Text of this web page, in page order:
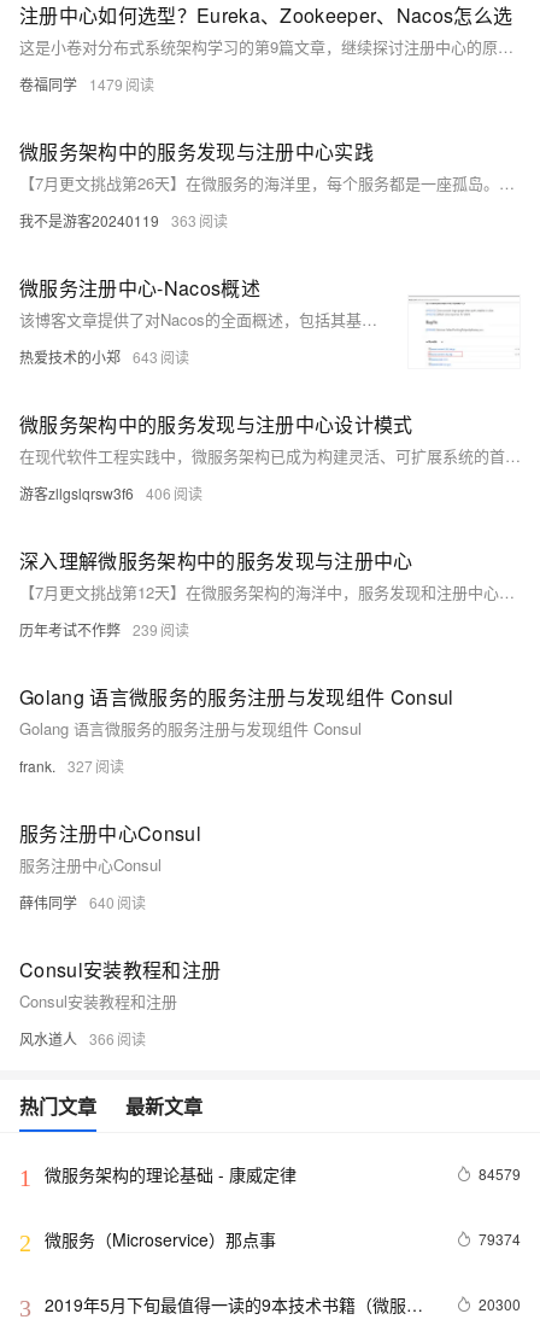
注册中心如何选型？Eureka、Zookeeper、Nacos怎么选
这是小卷对分布式系统架构学习的第9篇文章，继续探讨注册中心的原理及选型。文章详细介绍了Eureka、Nacos的工作机制与特点，并对比了Eureka、Nacos、Consul和Zookeeper在一致性协议、健康检查、负载均衡等方面的差异。最后根据不同的应用场景给出了注册中心的选型建议，帮助读者理解如何选择最适合的注册中心。
卷福同学 1479
微服务架构中的服务发现与注册中心实践
【7月更文挑战第26天】在微服务的海洋里，每个服务都是一座孤岛。要让这些孤岛彼此发现、相互通讯，就需要一个高效的信使系统——服务发现与注册中心。本文将深入探讨如何搭建和维护这一核心组件，确保微服务间的顺畅交流。
我不是游客20240119 363
微服务注册中心-Nacos概述
该博客文章提供了对Nacos的全面概述，包括其基本介绍、与Spring Cloud集成的优势、主要功能以及如何在Spring Cloud Alibaba项目中作为服务注册中心使用Nacos。文章解释了Nacos是一个动态服务发现、配置管理和服务管理平台，支持服务发现、健康监测、动态配置、DNS服务和元数据管理。还介绍了如何下载和启动Nacos服务器，以及如何将微服务注册到Nacos中，包括修改pom.xml文件引入依赖、配置application.properties文件和使用@EnableDiscoveryClient注解开启服务注册发现功能。
热爱技术的小郑 643
微服务架构中的服务发现与注册中心设计模式
在现代软件工程实践中，微服务架构已成为构建灵活、可扩展系统的首选方案。本文将深入探讨微服务架构中至关重要的服务发现与注册中心设计模式。我们将从服务发现的基本原理出发，逐步解析注册中心的工作机制，并以Eureka和Consul为例，对比分析不同实现的优劣。文章旨在为开发者提供一套清晰的指导原则，帮助他们在构建和维护微服务系统时做出更明智的技术选择。
游客zllgslqrsw3f6 406
深入理解微服务架构中的服务发现与注册中心
【7月更文挑战第12天】在微服务架构的海洋中，服务发现和注册中心扮演着灯塔的角色。本文将揭开服务发现的神秘面纱，探索注册中心的工作原理，并指导如何在复杂的微服务网络中实现高效通信。我们将从基础概念出发，逐步深入到实践应用，最终通过案例分析来巩固理论知识。
历年考试不作弊 239
Golang 语言微服务的服务注册与发现组件 Consul
Golang 语言微服务的服务注册与发现组件 Consul
frank. 327
服务注册中心Consul
服务注册中心Consul
薛伟同学 640
Consul安装教程和注册
Consul安装教程和注册
风水道人 366
热门文章 最新文章
1 微服务架构的理论基础 - 康威定律 84579
2 微服务（Microservice）那点事 79374
3 2019年5月下旬最值得一读的9本技术书籍（微服务
20300